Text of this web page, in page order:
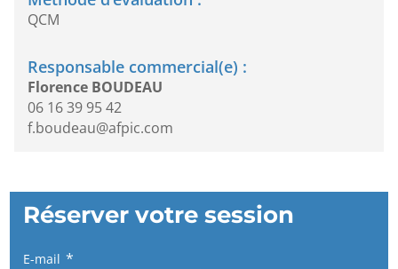
QCM
Responsable commercial(e) :
Florence BOUDEAU
06 16 39 95 42
f.boudeau@afpic.com
Réserver votre session
E-mail